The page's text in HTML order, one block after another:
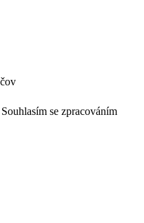
Souhlasím se zpracováním